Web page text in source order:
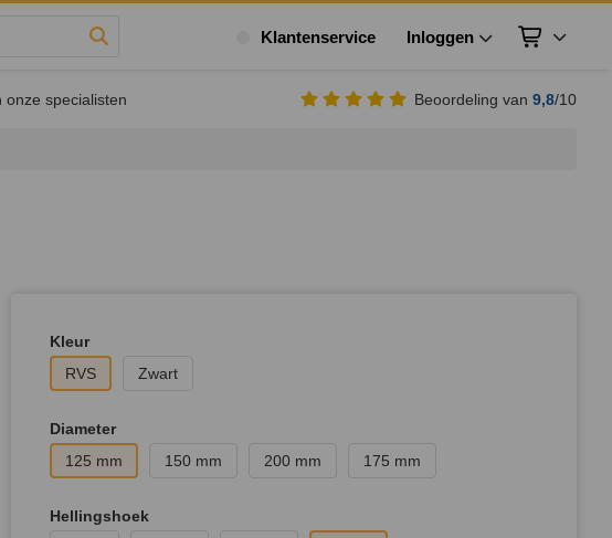
Klantenservice Inloggen Winkelwagen
onze specialisten Beoordeling van 9,8/10
Kleur
RVS
Zwart
Diameter
125 mm
150 mm 200 mm 175 mm
Hellingshoek